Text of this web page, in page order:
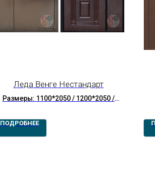
Леда Венге Нестандарт
Размеры: 1100*2050 / 1200*2050 /
ПОДРОБНЕЕ